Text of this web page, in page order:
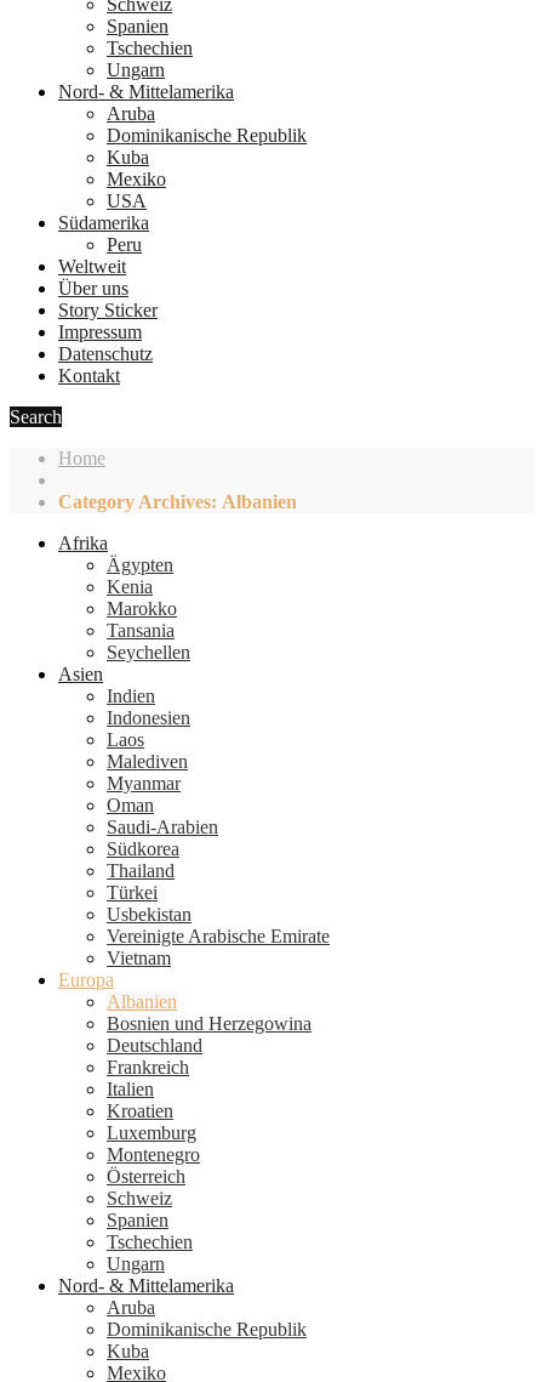
Spanien
Tschechien
Ungarn
Nord- & Mittelamerika
Aruba
Dominikanische Republik
Kuba
Mexiko
USA
Südamerika
Peru
Weltweit
Über uns
Story Sticker
Impressum
Datenschutz
Kontakt
Search
Home
Category Archives: Albanien
Afrika
Ägypten
Kenia
Marokko
Tansania
Seychellen
Asien
Indien
Indonesien
Laos
Malediven
Myanmar
Oman
Saudi-Arabien
Südkorea
Thailand
Türkei
Usbekistan
Vereinigte Arabische Emirate
Vietnam
Europa
Albanien
Bosnien und Herzegowina
Deutschland
Frankreich
Italien
Kroatien
Luxemburg
Montenegro
Österreich
Schweiz
Spanien
Tschechien
Ungarn
Nord- & Mittelamerika
Aruba
Dominikanische Republik
Kuba
Mexiko